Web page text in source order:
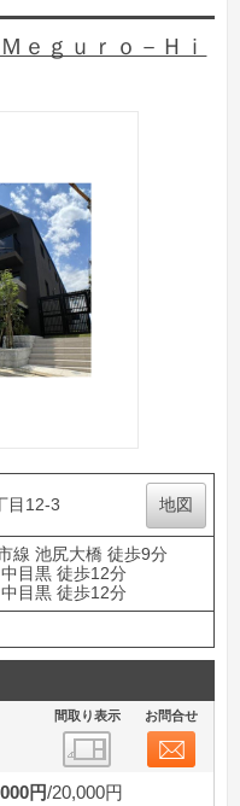
ｇｕｒｏ－Ｈｉ
目12-3 地図
線 池尻大橋 徒歩9分
目黒 徒歩12分
目黒 徒歩12分
間取り表示 お問合せ
円 20,000円